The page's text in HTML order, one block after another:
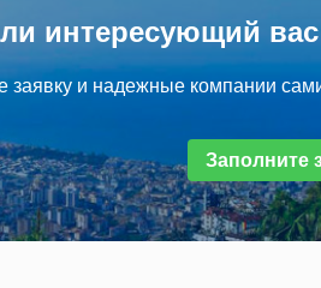
интересующий
заявку и надежные компании
Заполните